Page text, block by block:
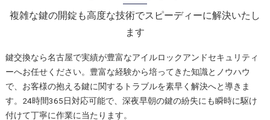
複雑な鍵の開錠も高度な技術でスピーディーに解決いたし
ます
鍵交換なら名古屋で実績が豊富なアイルロックアンドセキュリティ
ーへお任せください。豊富な経験から培ってきた知識とノウハウ
で、お客様の抱える鍵に関するトラブルを素早く解決へと導きま
す。24時間365日対応可能で、深夜早朝の鍵の紛失にも瞬時に駆け
付けて丁寧に作業に当たります。